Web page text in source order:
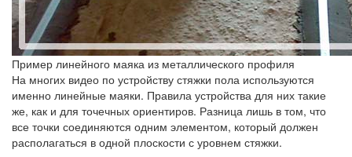
Пример линейного маяка из металлического профиля
На многих видео по устройству стяжки пола используются
именно линейные маяки. Правила устройства для них такие
же, как и для точечных ориентиров. Разница лишь в том, что
все точки соединяются одним элементом, который должен
располагаться в одной плоскости с уровнем стяжки.